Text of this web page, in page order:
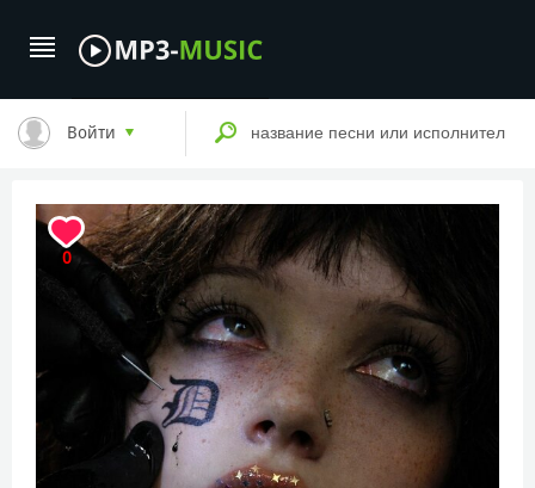
Войти
0